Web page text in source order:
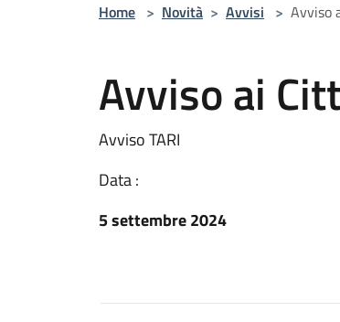
Home > Novità > Avvisi > Avviso
Avviso ai
Avviso TARI
Data :
5 settembre 2024